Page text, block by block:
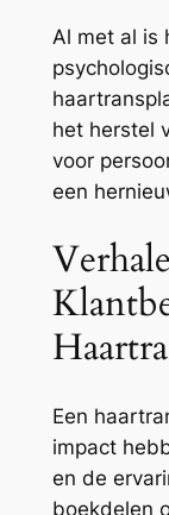
Al met al is
het herstel
voor
een
Een
impact
en de
boekdelen